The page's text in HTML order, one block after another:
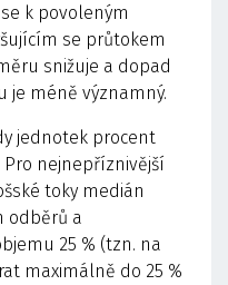
k povoleným
se průtokem
snižuje a dopad
je méně významný.
jednotek procent
nejnepříznivější
toky medián
odběrů a
25 % (tzn. na
maximálně do 25 %